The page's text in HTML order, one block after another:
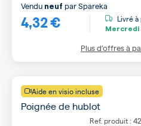
4,32 €
Vendu neuf parSpareka
Livré à
Mercredi
Plus d’offres à
Aide en visio incluse
Poignée de hublot
Ref. produit :